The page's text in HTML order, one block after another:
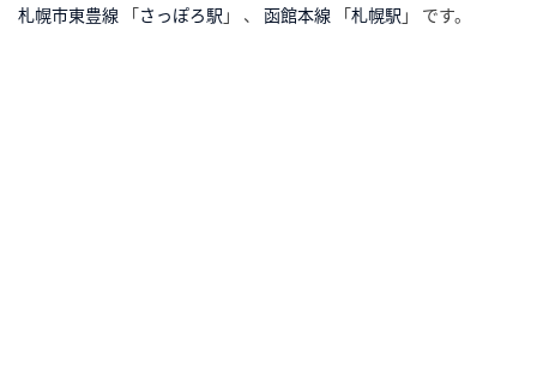
札幌市東豊線 「さっぽろ駅 」 、 函館本線 「札幌駅 」 です。